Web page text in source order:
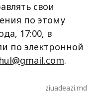
свои
по этому
17:00, в
по электронной
.
ziuadeazi.md